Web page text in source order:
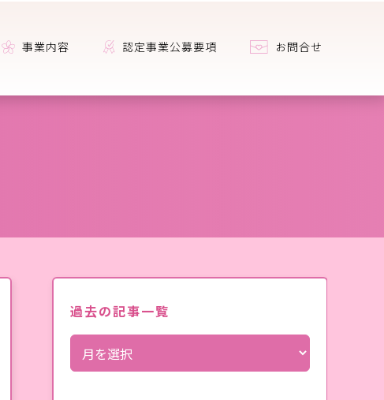
事業内容 認定事業公募要項 お問合せ
過去の記事一覧